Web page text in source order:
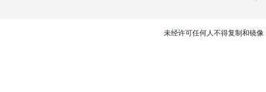
未经许可任何人不得复制和镜